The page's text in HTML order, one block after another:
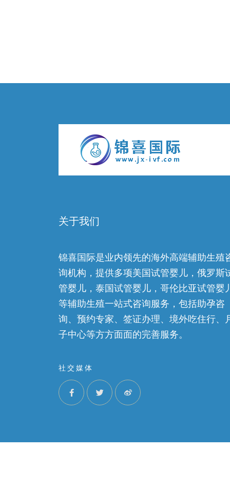
关于我们
锦喜国际是业内领先的海外高端辅助生殖
询机构，提供多项美国试管婴儿，俄罗斯
管婴儿，泰国试管婴儿，哥伦比亚试管婴
等辅助生殖一站式咨询服务，包括助孕咨
询、预约专家、签证办理、境外吃住行、
子中心等方方面面的完善服务。
社交媒体